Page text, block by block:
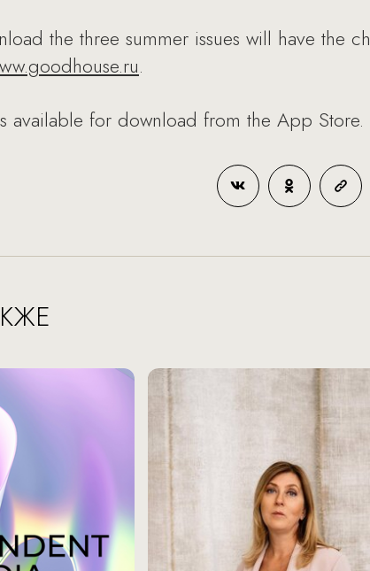
the three summer issues will have the
.
available for download from the App Store.